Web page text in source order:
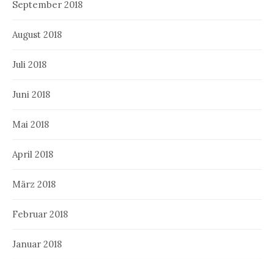
September 2018
August 2018
Juli 2018
Juni 2018
Mai 2018
April 2018
März 2018
Februar 2018
Januar 2018